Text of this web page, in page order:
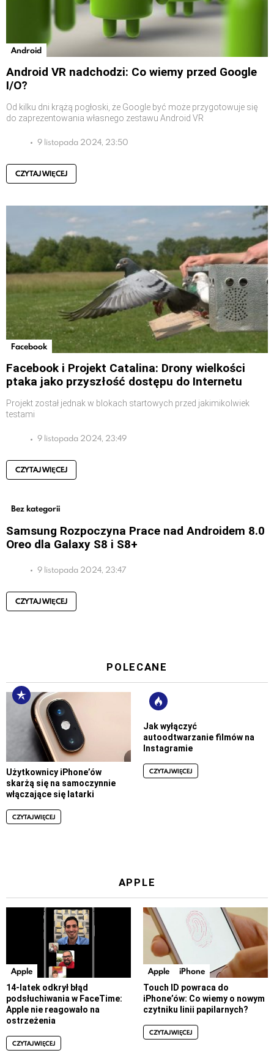
Android
Android VR nadchodzi: Co wiemy przed Google
I/O?
Od kilku dni krążą pogłoski, że Google być może przygotowuje się
do zaprezentowania własnego zestawu Android VR
9 listopada 2024, 23:50
CZYTAJ WIĘCEJ
Facebook
Facebook i Projekt Catalina: Drony wielkości
ptaka jako przyszłość dostępu do Internetu
Projekt został jednak w blokach startowych przed jakimikolwiek
testami
9 listopada 2024, 23:49
CZYTAJ WIĘCEJ
Bez kategorii
Samsung Rozpoczyna Prace nad Androidem 8.0
Oreo dla Galaxy S8 i S8+
9 listopada 2024, 23:47
CZYTAJ WIĘCEJ
POLECANE
Użytkownicy iPhone’ów
skarżą się na samoczynnie
włączające się latarki
CZYTAJ WIĘCEJ
Jak wyłączyć
autoodtwarzanie filmów na
Instagramie
CZYTAJ WIĘCEJ
APPLE
Apple
14-latek odkrył błąd
podsłuchiwania w FaceTime:
Apple nie reagowało na
ostrzeżenia
CZYTAJ WIĘCEJ
Apple iPhone
Touch ID powraca do
iPhone’ów: Co wiemy o nowym
czytniku linii papilarnych?
CZYTAJ WIĘCEJ